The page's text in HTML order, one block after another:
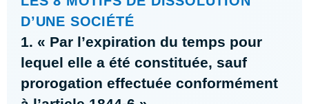
D’UNE SOCIÉTÉ
1. « Par l’expiration du temps pour
lequel elle a été constituée, sauf
prorogation effectuée conformément